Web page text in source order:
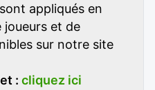
appliqués en
et de
sur notre site
: cliquez ici